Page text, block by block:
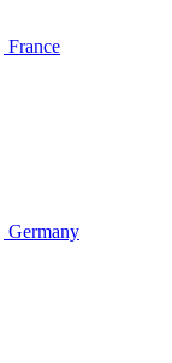
France
Germany